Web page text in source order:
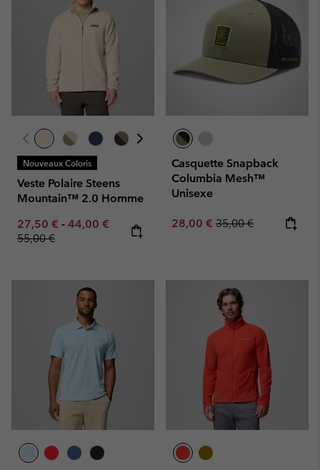
Nouveaux Coloris
Veste Polaire Steens
Mountain™ 2.0 Homme
Minimum sale price:
27,50 € - Maximum sale price:
44,00 € Regular price:
55,00 €
Casquette Snapback
Columbia Mesh™
Unisexe
Sale price:
28,00 € Regular price:
35,00 €